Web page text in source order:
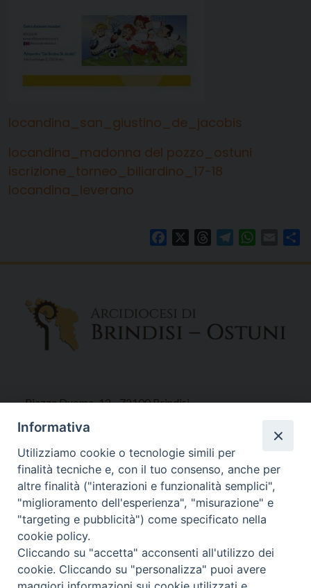
locandina_san_giustino_de_jacobis
locandina_madonna del pozzo_ostuni
iscrizione_torneo_biliardino_17-18
locandina_leverano
FacebookThreadsTelegram Email
Piazza Duomo, 12 - 72100 Brindisi
Tel 0831.521958
Fax 0831.528315
Orari Curia
Mar. / Mer. / Giov. ore 9 - 13
nei mesi estivi solo Martedì ore 9 - 13
Informativa
Utilizziamo cookie o tecnologie simili per
finalità tecniche e, con il tuo consenso, anche per
altre finalità ("interazioni e funzionalità semplici",
"miglioramento dell'esperienza", "misurazione" e
"targeting e pubblicità") come specificato nella
cookie policy.
Cliccando su "accetta" acconsenti all'utilizzo dei
cookie. Cliccando su "personalizza" puoi avere